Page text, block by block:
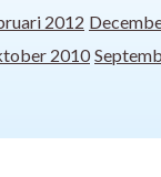
2012
2010